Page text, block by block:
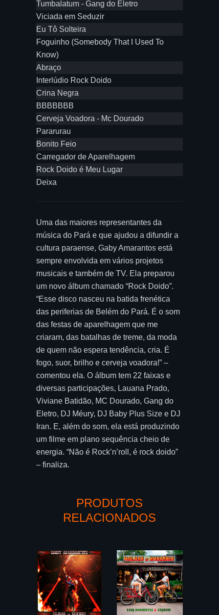
Tumbalatum - Gang do Eletro
Viciada em Seduzir
Eu Tô Solteira
Foguinho (Somebody That I Used To
Know)
Abraço
Interlúdio Rock Doido
Crina Negra
BBBBBBB
Cerveja Voadora - Mc Dourado
Pararurau
Bonito Feio
Carregador de Aparelhagem
Rock Doido é Meu Lugar
Deixa
Uma das maiores representantes da
música do Pará e que ajudou a difundir a
cultura paraense, Gaby Amarantos está
sempre envolvida em vários projetos
musicais e também de TV. Ela preparou
um novo álbum chamado “Rock Doido”.
“Esse disco nasceu na batida frenética
das periferias de Belém do Pará. É o som
das festas de aparelhagem que me
criaram, das batalhas de treme, da moda
de quem não espera tendência, cria. É
fogo, suor, brilho e cerveja voadora!” –
comentou ela. O álbum tem 22 faixas e
diversas participações, Lauana Prado,
Viviane Batidão, MC Dourado, Gang do
Eletro, DJ Méury, DJ Baby Plus Size e DJ
Iran. E, além do som, ela está produzindo
um filme em plano sequência cheio de
energia. “Não é Rock’n’roll, é rock doido”
– finaliza.
PRODUTOS
RELACIONADOS